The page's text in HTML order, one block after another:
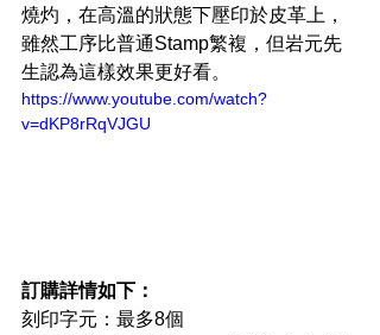
燒灼，在高溫的狀態下壓印於皮革上，
雖然工序比普通Stamp繁複，但岩元先
生認為這樣效果更好看。
https://www.youtube.com/watch?
v=dKP8rRqVJGU
訂購詳情如下：
刻印字元：最多8個